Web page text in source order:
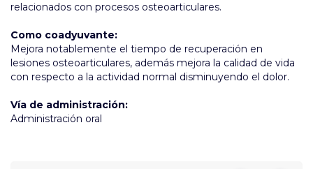
relacionados con procesos osteoarticulares.
Como coadyuvante:
Mejora notablemente el tiempo de recuperación en
lesiones osteoarticulares, además mejora la calidad de vida
con respecto a la actividad normal disminuyendo el dolor.
Vía de administración:
Administración oral